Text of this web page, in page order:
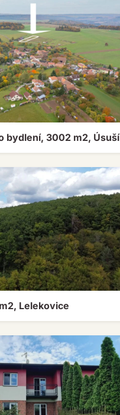
bydlení, 3002 m2, Úsuší
Lelekovice